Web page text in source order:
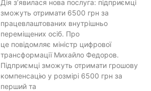
Дія зʼявилася нова послуга: підприємці
зможуть отримати 6500 грн за
працевлаштованих внутрішньо
переміщених осіб. Про
це повідомляє міністр цифрової
трансформації Михайло Федоров.
Підприємці зможуть отримати грошову
компенсацію у розмірі 6500 грн за
перший та